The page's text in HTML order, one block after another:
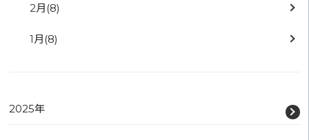
2月 (8)
1月 (8)
2025年